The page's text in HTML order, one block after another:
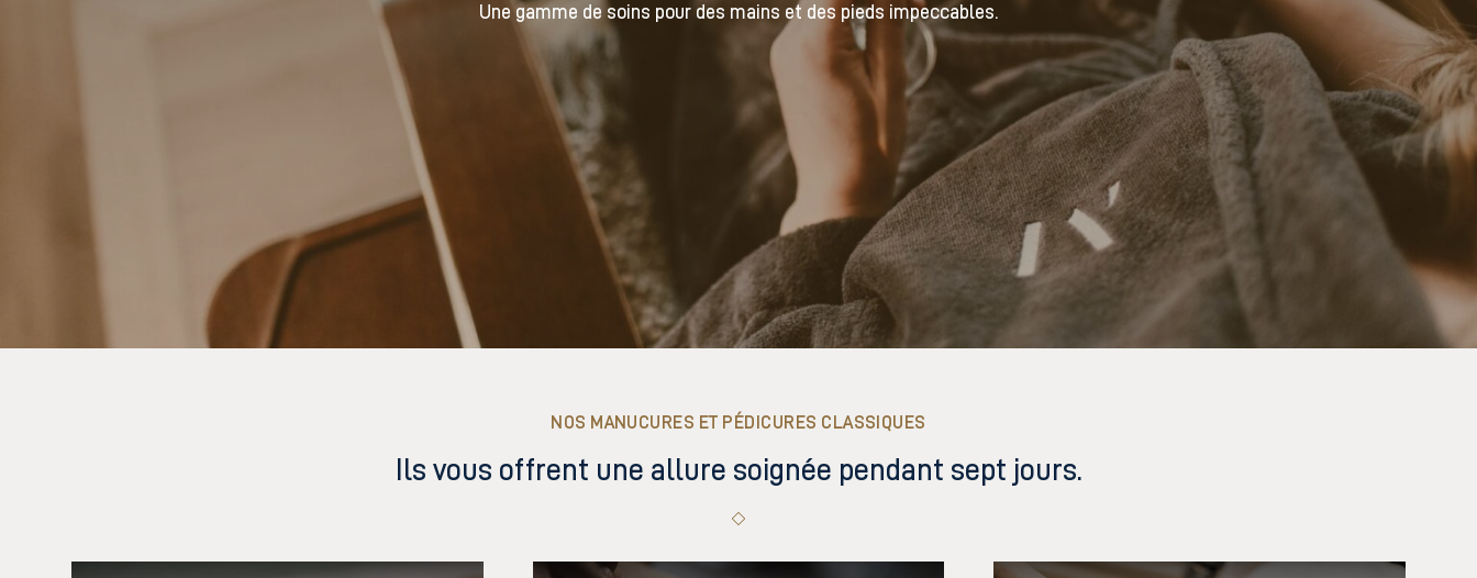
Une gamme de soins pour des mains et des pieds impeccables.
NOS MANUCURES ET PÉDICURES CLASSIQUES
Ils vous offrent une allure soignée pendant sept jours.